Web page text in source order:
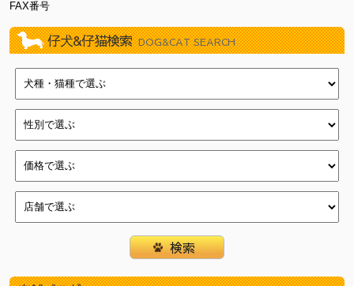
FAX番号
仔犬&仔猫検索 DOG&CAT SEARCH